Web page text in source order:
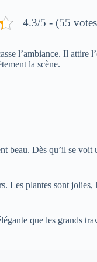
4.3/5 - (55
l’ambiance. Il
la scène.
beau. Dès qu’il se
Les plantes sont
que les grands